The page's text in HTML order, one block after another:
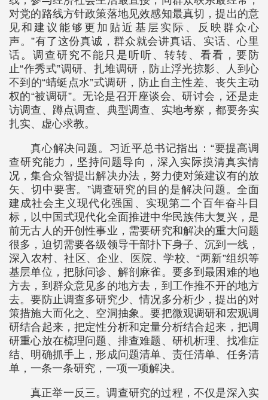
对党的路线方针政策落地见效感知最真切，提出的意
见和建议能够更加贴近基层实际、反映群众心
声。”有了这份真诚，群众就会讲真话、实话、心里
话。调查研究不能只是听听、转转、看看，要防
止“作秀式”调研、扎堆调研，防止浮光掠影、人到心
不到的“蜻蜓点水”式调研，防止自主性差、丧失主动
权的“被调研”。无论是召开座谈会、研讨会，还是走
访调查、蹲点调查、典型调查、实地考察，都要务实
扎实、虚心求教。
真心解决问题。习近平总书记指出：“要提高调
查研究能力，坚持问题导向，深入实际摸清真实情
况，集合众智提出解决办法，努力使对策建议有的放
矢、切中要害。”调查研究的目的是解决问题。全面
建成社会主义现代化强国、实现第二个百年奋斗目
标，以中国式现代化全面推进中华民族伟大复兴，是
前无古人的开创性事业，需要研究和解决的重大问题
很多，迫切需要各级领导干部扑下身子、沉到一线，
深入农村、社区、企业、医院、学校、“两新”组织等
基层单位，把脉问诊、解剖麻雀。要多到最困难的地
方去，到群众意见多的地方去，到工作推不开的地方
去。要防止调查多研究少、情况多分析少，提出的对
策措施大而化之、空洞抽象。要把微观调研和宏观调
研结合起来，把定性分析和定量分析结合起来，把调
研重心放在梳理问题、排查难题、研机析理、找准症
结、明确抓手上，形成问题清单、责任清单、任务清
单，一条一条研究，一项一项解决。
真正举一反三。调查研究的过程，不仅是深入实